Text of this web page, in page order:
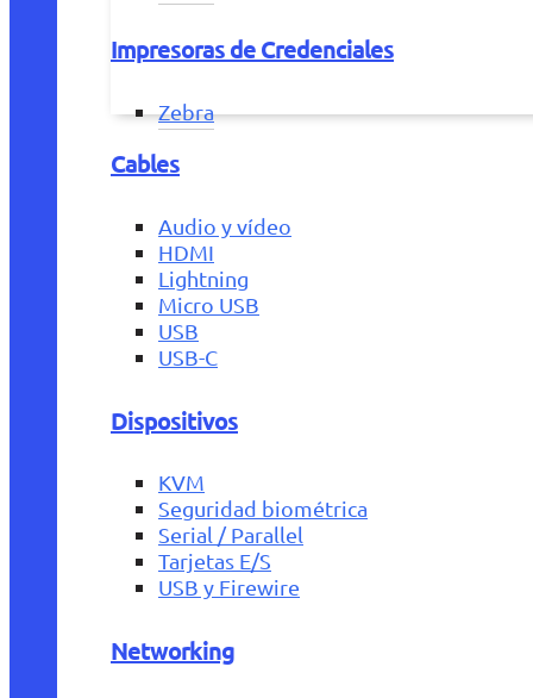
Impresoras de Credenciales
Zebra
Cables
Audio y vídeo
HDMI
Lightning
Micro USB
USB
USB-C
Dispositivos
KVM
Seguridad biométrica
Serial / Parallel
Tarjetas E/S
USB y Firewire
Networking